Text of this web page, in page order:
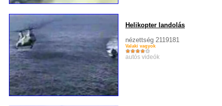
Helikopter landolás
nézettség 2119181
Valaki vagyok
autós videók